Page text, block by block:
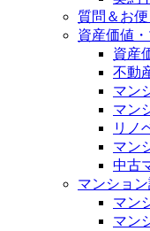
質問＆お
資産価値
資産
不動
マン
マン
リノ
マン
中古
マンショ
マン
マン